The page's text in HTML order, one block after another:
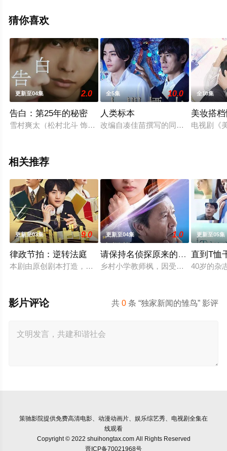
删减完整版电视剧全集就上策驰电影网，更多相关信息可
猜你喜欢
更新至04集 2.0
告白：第25年的秘密
雪村爽太（松村北斗 饰）自幼因一次相遇，对一名女性怀有长
全5集 10.0
人类标本
改编自凑佳苗撰写的同名小说，讲述
全10集
美妆搭
电视剧《
相关推荐
更新至03集 9.0
律政节拍：逆转法庭
本剧由原创剧本打造，是一部法律剧，讲述患有口吃的新人律师
更新至04集 1.0
请保持名侦探原来的样子
乡村小学教师枫，因受到外祖父的影
更新至05集
直到T恤
40岁的杂
共0 条 “独家新闻的雏鸟” 影评
影片评论
策驰影院提供免费高清电影、动漫动画片、娱乐综艺秀、电视剧全集在
线观看
Copyright © 2022 shuihongtax.com All Rights Reserved
晋ICP备70021968号